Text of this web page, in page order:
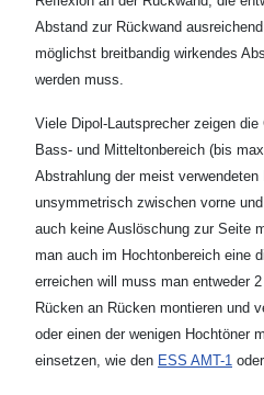
Abstand zur Rückwand
möglichst breitbandig wirkendes
werden muss.
Viele Dipol-Lautsprecher zeigen
Bass- und Mitteltonbereich (bis
Abstrahlung der meist
unsymmetrisch zwischen vorne
auch keine Auslöschung zur Seite
man auch im Hochtonbereich eine
erreichen will muss man entweder
Rücken an Rücken montieren und
oder einen der wenigen Hochtöner
einsetzen, wie den ESS AMT-1